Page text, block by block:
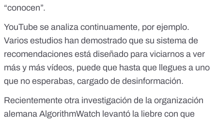
“conocen”.
YouTube se analiza continuamente, por ejemplo.
Varios estudios han demostrado que su sistema de
recomendaciones está diseñado para viciarnos a ver
más y más vídeos, puede que hasta que
llegues a uno
que no esperabas, cargado de desinformación.
Recientemente otra investigación de la organización
alemana AlgorithmWatch levantó la liebre con que